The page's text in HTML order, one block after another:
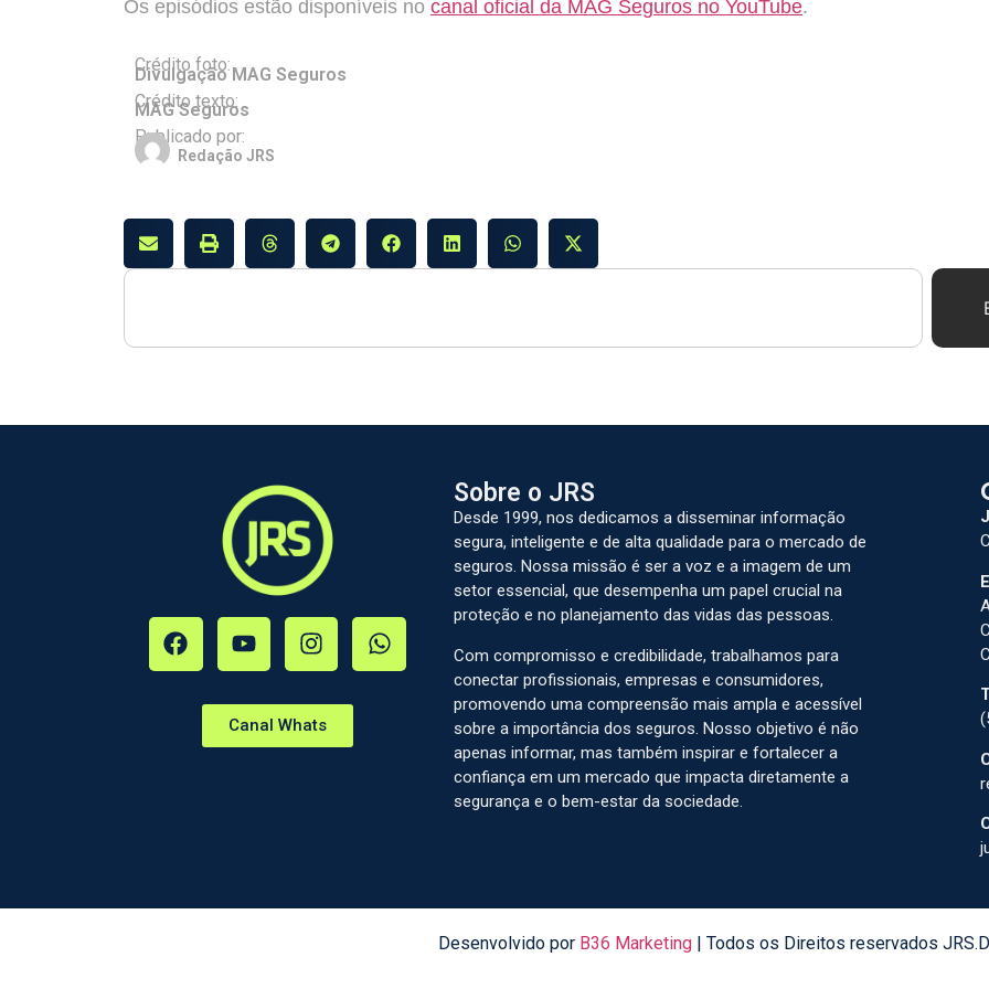
Os episódios estão disponíveis no canal oficial da MAG Seguros no YouTube.
Crédito foto:
Divulgação MAG Seguros
Crédito texto:
MAG Seguros
Publicado por:
Redação JRS
Canal Whats
Sobre o JRS
Desde 1999, nos dedicamos a disseminar informação
segura, inteligente e de alta qualidade para o mercado de
seguros. Nossa missão é ser a voz e a imagem de um
setor essencial, que desempenha um papel crucial na
proteção e no planejamento das vidas das pessoas.
Com compromisso e credibilidade, trabalhamos para
conectar profissionais, empresas e consumidores,
promovendo uma compreensão mais ampla e acessível
sobre a importância dos seguros. Nosso objetivo é não
apenas informar, mas também inspirar e fortalecer a
confiança em um mercado que impacta diretamente a
segurança e o bem-estar da sociedade.
Desenvolvido por B36 Marketing| Todos os Direitos reservados